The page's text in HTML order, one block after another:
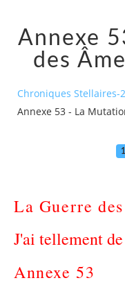
Annexe
des
Chroniques Stellaires-2
Annexe 53 - La
La Guerre
J'ai tellement
Annexe 53